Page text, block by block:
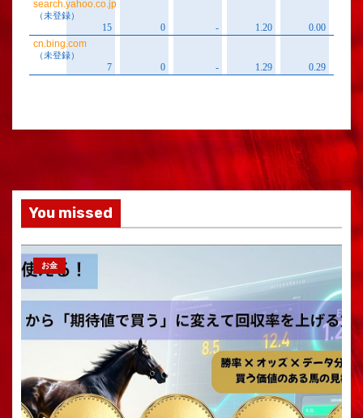
You missed
お金